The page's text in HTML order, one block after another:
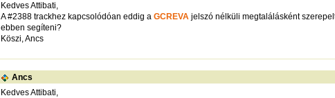
Kedves Attibati,
A #2388 trackhez kapcsolódóan eddig a GCREVA jelszó nélküli megtalálásként
ebben segíteni?
Köszi, Ancs
Ancs
Kedves Attibati,